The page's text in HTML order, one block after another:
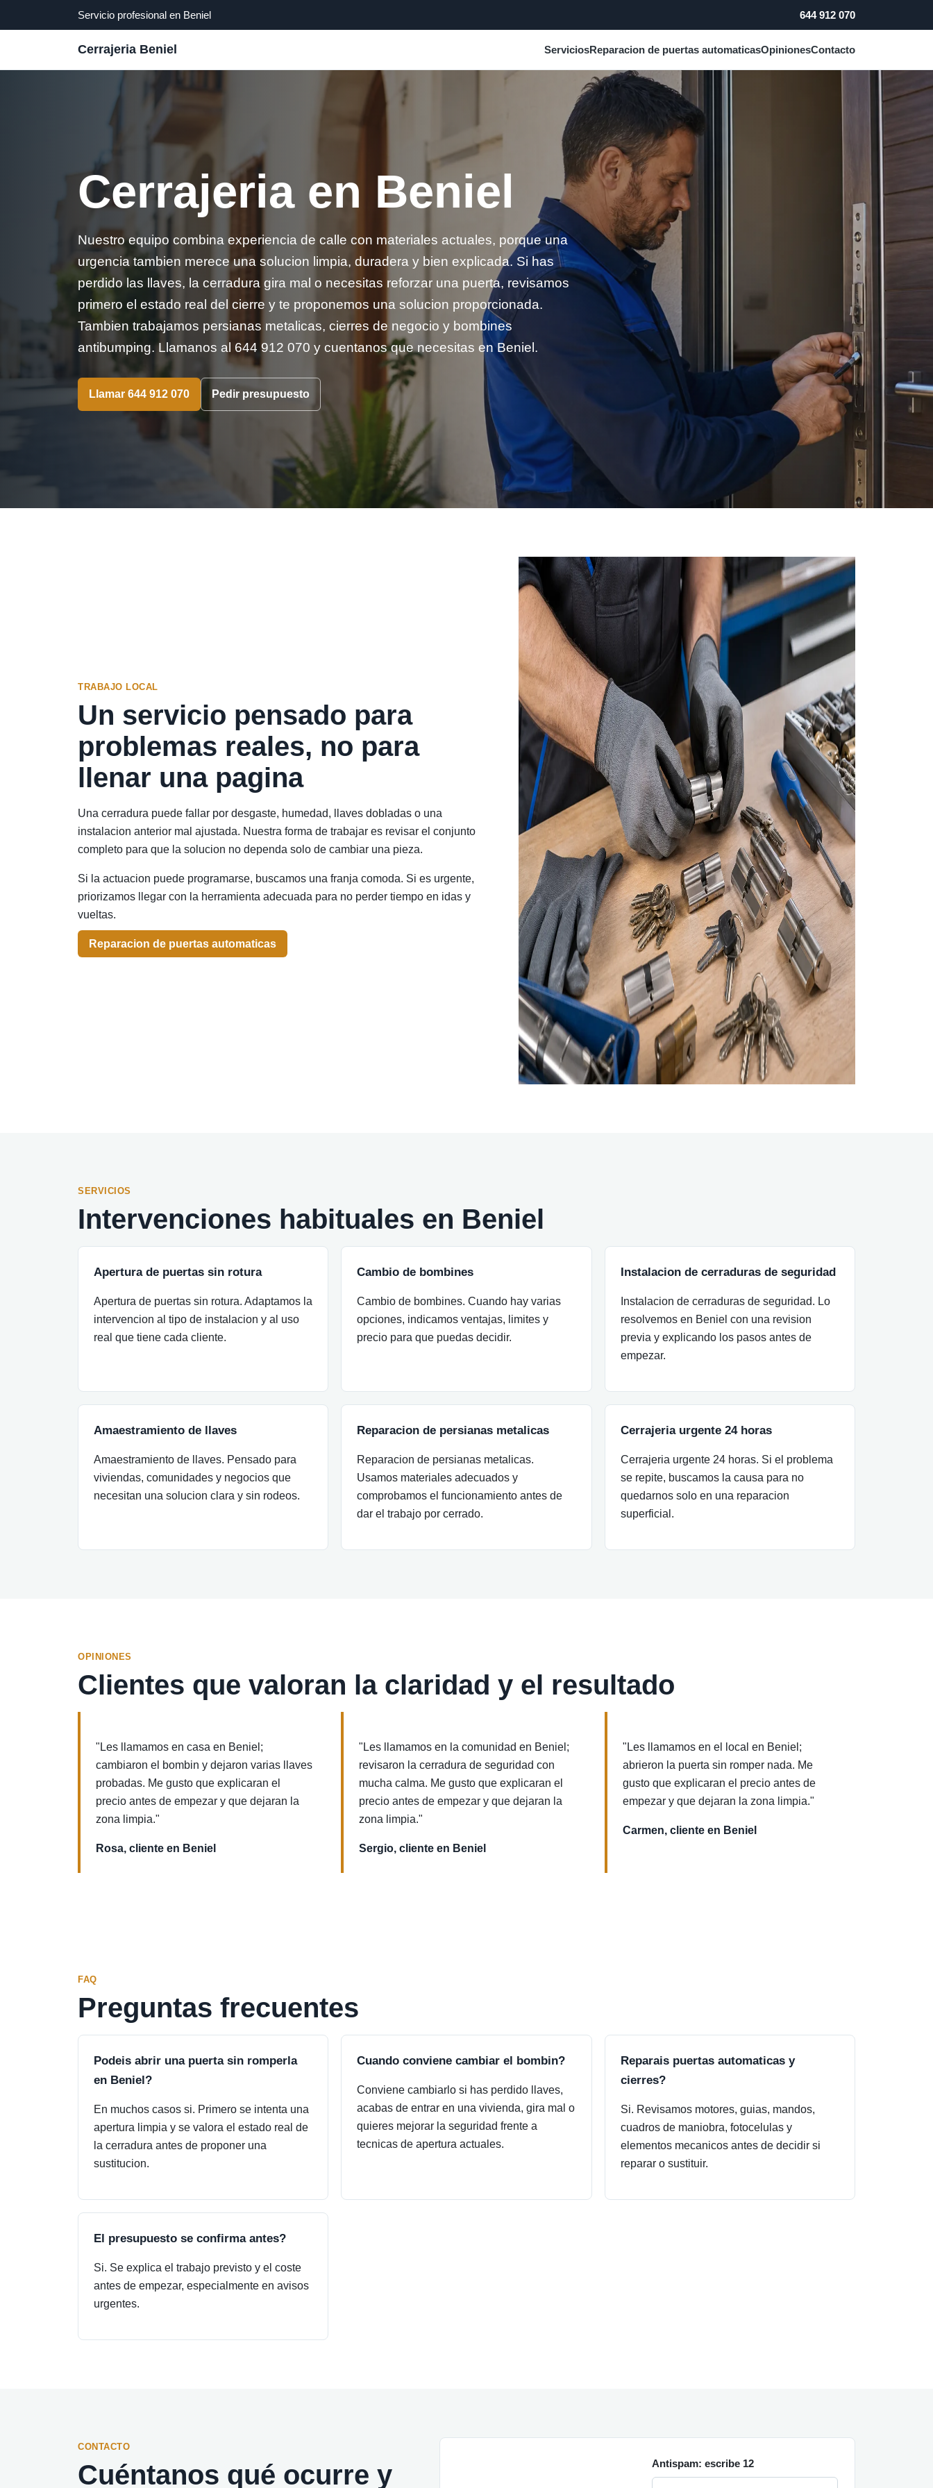
Servicio profesional en Beniel 644 912 070
Cerrajeria Beniel ServiciosReparacion de puertas automaticasOpinionesContacto
Cerrajeria en Beniel
Nuestro equipo combina experiencia de calle con materiales actuales, porque una
urgencia tambien merece una solucion limpia, duradera y bien explicada. Si has
perdido las llaves, la cerradura gira mal o necesitas reforzar una puerta, revisamos
primero el estado real del cierre y te proponemos una solucion proporcionada.
Tambien trabajamos persianas metalicas, cierres de negocio y bombines
antibumping. Llamanos al 644 912 070 y cuentanos que necesitas en Beniel.
Llamar 644 912 070 Pedir presupuesto
TRABAJO LOCAL
Un servicio pensado para
problemas reales, no para
llenar una pagina
Una cerradura puede fallar por desgaste, humedad, llaves dobladas o una
instalacion anterior mal ajustada. Nuestra forma de trabajar es revisar el conjunto
completo para que la solucion no dependa solo de cambiar una pieza.
Si la actuacion puede programarse, buscamos una franja comoda. Si es urgente,
priorizamos llegar con la herramienta adecuada para no perder tiempo en idas y
vueltas.
Reparacion de puertas automaticas
SERVICIOS
Intervenciones habituales en Beniel
Apertura de puertas sin rotura
Apertura de puertas sin rotura. Adaptamos la
intervencion al tipo de instalacion y al uso
real que tiene cada cliente.
Cambio de bombines
Cambio de bombines. Cuando hay varias
opciones, indicamos ventajas, limites y
precio para que puedas decidir.
Instalacion de cerraduras de seguridad
Instalacion de cerraduras de seguridad. Lo
resolvemos en Beniel con una revision
previa y explicando los pasos antes de
empezar.
Amaestramiento de llaves
Amaestramiento de llaves. Pensado para
viviendas, comunidades y negocios que
necesitan una solucion clara y sin rodeos.
Reparacion de persianas metalicas
Reparacion de persianas metalicas.
Usamos materiales adecuados y
comprobamos el funcionamiento antes de
dar el trabajo por cerrado.
Cerrajeria urgente 24 horas
Cerrajeria urgente 24 horas. Si el problema
se repite, buscamos la causa para no
quedarnos solo en una reparacion
superficial.
OPINIONES
Clientes que valoran la claridad y el resultado
"Les llamamos en casa en Beniel;
cambiaron el bombin y dejaron varias llaves
probadas. Me gusto que explicaran el
precio antes de empezar y que dejaran la
zona limpia."
Rosa, cliente en Beniel
"Les llamamos en la comunidad en Beniel;
revisaron la cerradura de seguridad con
mucha calma. Me gusto que explicaran el
precio antes de empezar y que dejaran la
zona limpia."
Sergio, cliente en Beniel
"Les llamamos en el local en Beniel;
abrieron la puerta sin romper nada. Me
gusto que explicaran el precio antes de
empezar y que dejaran la zona limpia."
Carmen, cliente en Beniel
FAQ
Preguntas frecuentes
Podeis abrir una puerta sin romperla
en Beniel?
En muchos casos si. Primero se intenta una
apertura limpia y se valora el estado real de
la cerradura antes de proponer una
sustitucion.
Cuando conviene cambiar el bombin?
Conviene cambiarlo si has perdido llaves,
acabas de entrar en una vivienda, gira mal o
quieres mejorar la seguridad frente a
tecnicas de apertura actuales.
Reparais puertas automaticas y
cierres?
Si. Revisamos motores, guias, mandos,
cuadros de maniobra, fotocelulas y
elementos mecanicos antes de decidir si
reparar o sustituir.
El presupuesto se confirma antes?
Si. Se explica el trabajo previsto y el coste
antes de empezar, especialmente en avisos
urgentes.
CONTACTO
Cuéntanos qué ocurre y Antispam: escribe 12